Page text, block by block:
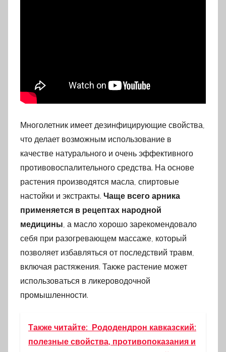
Многолетник имеет дезинфицирующие свойства,
что делает возможным использование в
качестве натурального и очень эффективного
противовоспалительного средства. На основе
растения производятся масла, спиртовые
настойки и экстракты. Чаще всего арника
применяется в рецептах народной
медицины , а масло хорошо зарекомендовало
себя при разогревающем массаже, который
позволяет избавляться от последствий травм,
включая растяжения. Также растение может
использоваться в ликероводочной
промышленности.
Также читайте: Рододендрон кавказский:
полезные свойства, противопоказания и